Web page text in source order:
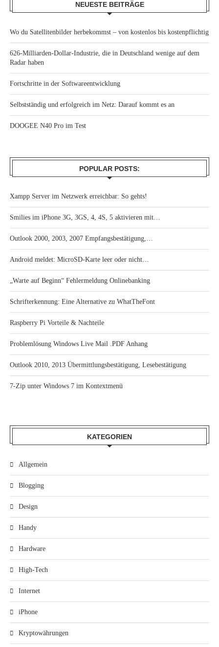
NEUESTE BEITRÄGE
Wo du Satellitenbilder herbekommst – von kostenlos bis kostenpflichtig
626-Milliarden-Dollar-Industrie, die in Deutschland wenige auf dem
Radar haben
Fortschritte in der Softwareentwicklung
Selbstständig und erfolgreich im Netz: Darauf kommt es an
DOOGEE N40 Pro im Test
POPULAR POSTS:
Xampp Server im Netzwerk erreichbar: So gehts!
Smilies im iPhone 3G, 3GS, 4, 4S, 5 aktivieren mit…
Outlook 2000, 2003, 2007 Empfangsbestätigung,…
Android meldet: MicroSD-Karte leer oder nicht…
„Warte auf Beginn“ Fehlermeldung Onlinebanking
Schrifterkennung: Eine Alternative zu WhatTheFont
Raspberry Pi Vorteile & Nachteile
Problemlösung Windows Live Mail .PDF Anhang
Outlook 2010, 2013 Übermittlungsbestätigung, Lesebestätigung
7-Zip unter Windows 7 im Kontextmenü
KATEGORIEN
Allgemein
Blogging
Design
Handy
Hardware
High-Tech
Internet
iPhone
Kryptowährungen